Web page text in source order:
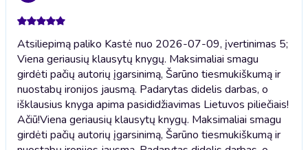
Atsiliepimą paliko Kastė nuo 2026-07-09, įvertinimas 5;
Viena geriausių klausytų knygų. Maksimaliai smagu
girdėti pačių autorių įgarsinimą, Šarūno tiesmukiškumą ir
nuostabų ironijos jausmą. Padarytas didelis darbas, o
išklausius knyga apima pasididžiavimas Lietuvos piliečiais!
Ačiū!Viena geriausių klausytų knygų. Maksimaliai smagu
girdėti pačių autorių įgarsinimą, Šarūno tiesmukiškumą ir